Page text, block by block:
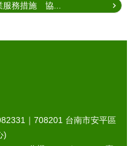
服務措施 協...
｜ 708201 台南市安平區
)